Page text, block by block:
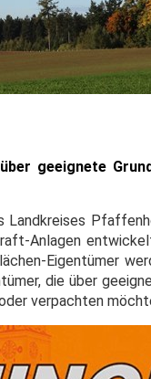
geeignete
Landkreises
Anlagen
Eigentümer
die über
verpachten